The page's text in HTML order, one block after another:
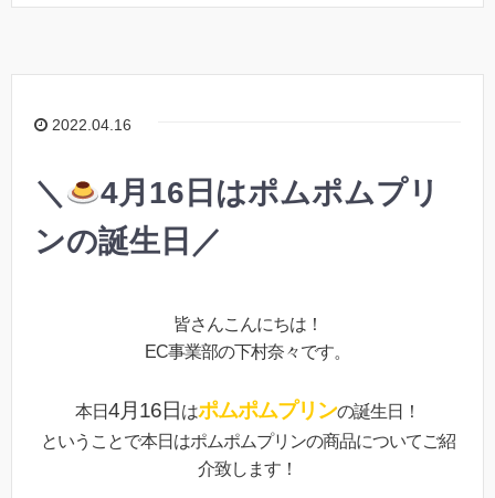
2022.04.16
＼
4月16日はポムポムプリ
ンの誕生日／
皆さんこんにちは！
EC事業部の下村奈々です。
本日4月16日 はポムポムプリンの誕生日！
ということで本日はポムポムプリンの商品についてご紹
介致します！